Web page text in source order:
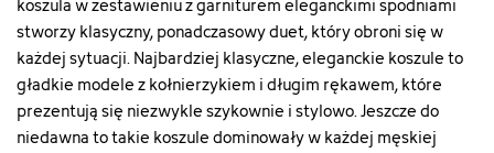
m"
["type"]=>
string(5)
"color"
["html_color_code"]=>
string(7)
stworzy klasyczny, ponadczasowy duet, który obroni się w
każdej sytuacji. Najbardziej klasyczne, eleganckie koszule to
gładkie modele z kołnierzykiem i długim rękawem, które
prezentują się niezwykle szykownie i stylowo. Jeszcze do
niedawna to takie koszule dominowały w każdej męskiej